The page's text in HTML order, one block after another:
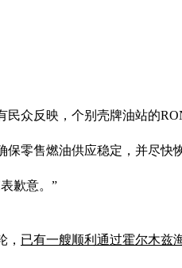
众反映，个别壳牌油站的
零售燃油供应稳定，并尽快
歉意。”
， 已有一艘顺利通过霍尔木兹